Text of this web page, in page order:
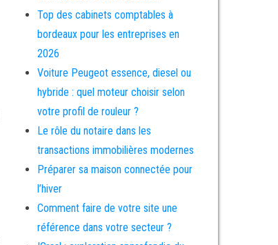
Top des cabinets comptables à
bordeaux pour les entreprises en
2026
Voiture Peugeot essence, diesel ou
hybride : quel moteur choisir selon
votre profil de rouleur ?
Le rôle du notaire dans les
transactions immobilières modernes
Préparer sa maison connectée pour
l’hiver
Comment faire de votre site une
référence dans votre secteur ?